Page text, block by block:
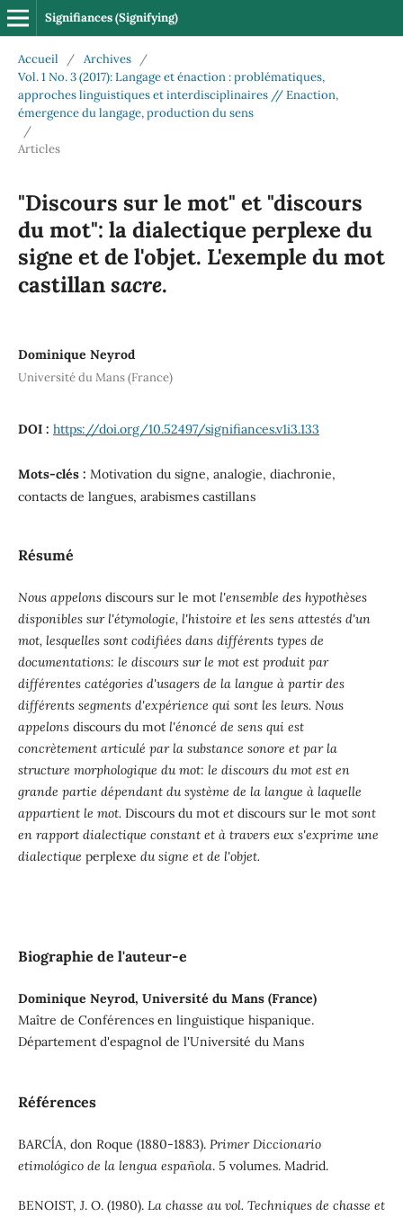
Signifiances (Signifying)
Accueil / Archives
/
Vol. 1 No. 3 (2017): Langage et énaction : problématiques,
approches linguistiques et interdisciplinaires // Enaction,
émergence du langage, production du sens
/
Articles
"Discours sur le mot" et "discours
du mot": la dialectique perplexe du
signe et de l'objet. L'exemple du mot
castillansacre.
Dominique Neyrod
Université du Mans (France)
DOI : https://doi.org/10.52497/signifiances.v1i3.133
Mots-clés : Motivation du signe, analogie, diachronie,
contacts de langues, arabismes castillans
Résumé
Nous appelons discours sur le motl'ensemble des hypothèses
disponibles sur l'étymologie, l'histoire et les sens attestés d'un
mot, lesquelles sont codifiées dans différents types de
documentations: le discours sur le mot est produit par
différentes catégories d'usagers de la langue à partir des
différents segments d'expérience qui sont les leurs. Nous
appelons discours du motl'énoncé de sens qui est
concrètement articulé par la substance sonore et par la
structure morphologique du mot: le discours du mot est en
grande partie dépendant du système de la langue à laquelle
appartient le mot. Discours du motet discours sur le motsont
en rapport dialectique constant et à travers eux s'exprime une
dialectique perplexe du signe et de l'objet.
Biographie de l'auteur-e
Dominique Neyrod, Université du Mans (France)
Maître de Conférences en linguistique hispanique.
Département d'espagnol de l'Université du Mans
Références
BARCĺA, don Roque (1880-1883). Primer Diccionario
etimológico de la lengua española. 5 volumes. Madrid.
BENOIST, J. O. (1980). La chasse au vol. Techniques de chasse et